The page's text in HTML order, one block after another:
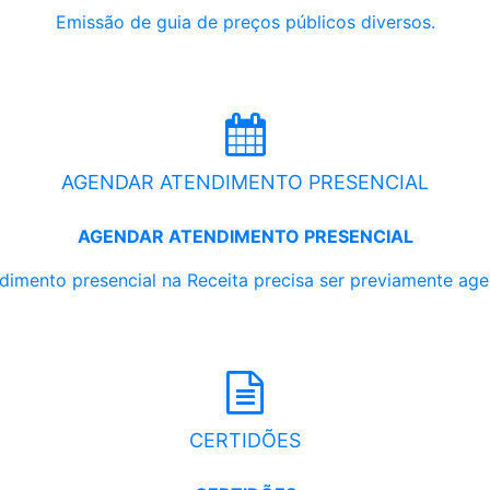
Emissão de guia de preços públicos diversos.
AGENDAR ATENDIMENTO PRESENCIAL
AGENDAR ATENDIMENTO PRESENCIAL
presencial na Receita precisa ser previamente
CERTIDÕES